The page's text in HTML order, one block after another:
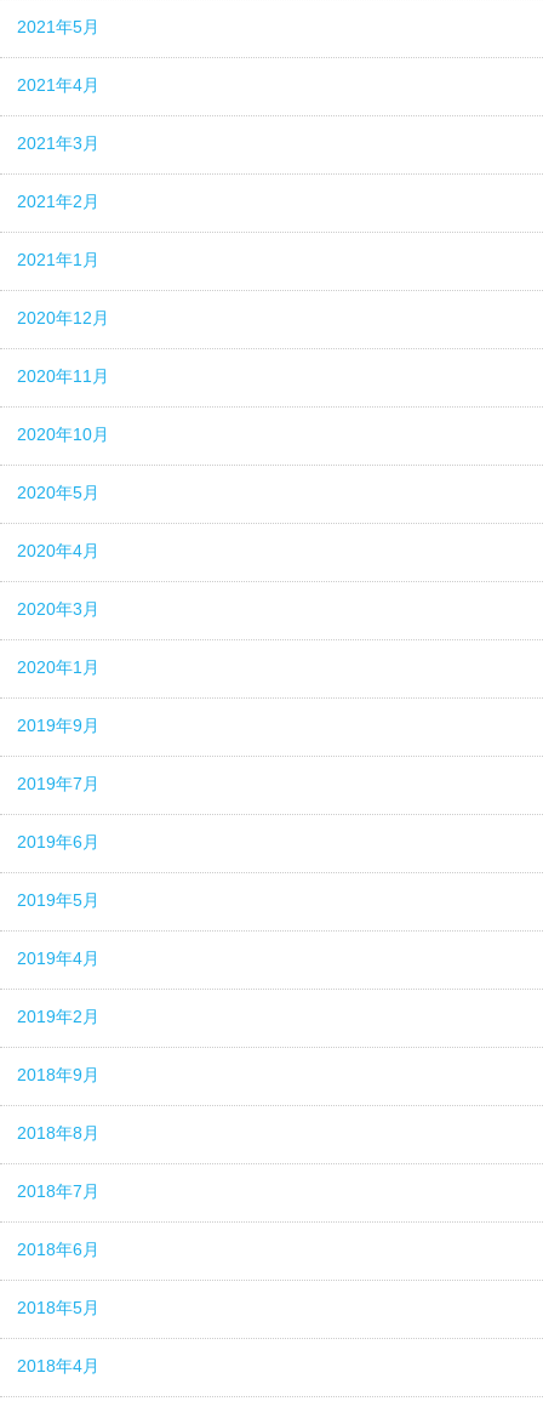
2021年5月
2021年4月
2021年3月
2021年2月
2021年1月
2020年12月
2020年11月
2020年10月
2020年5月
2020年4月
2020年3月
2020年1月
2019年9月
2019年7月
2019年6月
2019年5月
2019年4月
2019年2月
2018年9月
2018年8月
2018年7月
2018年6月
2018年5月
2018年4月